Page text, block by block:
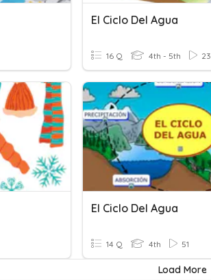
El Ciclo Del Agua
16 Q 4th - 5th 23
El Ciclo Del Agua
14 Q 4th 51
Load More